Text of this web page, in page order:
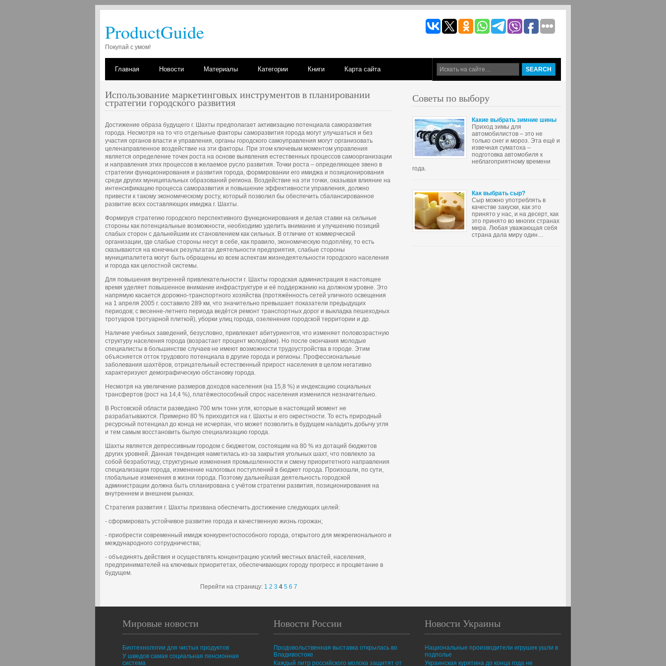
ProductGuide
Покупай с умом!
Главная Новости Материалы Категории Книги Карта сайта
Использование маркетинговых инструментов в планировании
стратегии городского развития
Достижение образа будущего г. Шахты предполагает активизацию потенциала саморазвития
города. Несмотря на то что отдельные факторы саморазвития города могут улучшаться и без
участия органов власти и управления, органы городского самоуправления могут организовать
целенаправленное воздействие на эти факторы. При этом ключевым моментом управления
является определение точек роста на основе выявления естественных процессов самоорганизации
и направления этих процессов в желаемое русло развития. Точки роста – определяющее звено в
стратегии функционирования и развития города, формировании его имиджа и позиционирования
среди других муниципальных образований региона. Воздействие на эти точки, оказывая влияние на
интенсификацию процесса саморазвития и повышение эффективности управления, должно
привести к такому экономическому росту, который позволил бы обеспечить сбалансированное
развитие всех составляющих имиджа г. Шахты.
Формируя стратегию городского перспективного функционирования и делая ставки на сильные
стороны как потенциальные возможности, необходимо уделить внимание и улучшению позиций
слабых сторон с дальнейшим их становлением как сильных. В отличие от коммерческой
организации, где слабые стороны несут в себе, как правило, экономическую подоплёку, то есть
сказываются на конечных результатах деятельности предприятия, слабые стороны
муниципалитета могут быть обращены ко всем аспектам жизнедеятельности городского населения
и города как целостной системы.
Для повышения внутренней привлекательности г. Шахты городская администрация в настоящее
время уделяет повышенное внимание инфраструктуре и её поддержанию на должном уровне. Это
напрямую касается дорожно-транспортного хозяйства (протяжённость сетей уличного освещения
на 1 апреля 2005 г. составило 289 км, что значительно превышает показатели предыдущих
периодов; с весенне-летнего периода ведётся ремонт транспортных дорог и выкладка пешеходных
тротуаров тротуарной плиткой), уборки улиц города, озеленения городской территории и др.
Наличие учебных заведений, безусловно, привлекает абитуриентов, что изменяет половозрастную
структуру населения города (возрастает процент молодёжи). Но после окончания молодые
специалисты в большинстве случаев не имеют возможности трудоустройства в городе. Этим
объясняется отток трудового потенциала в другие города и регионы. Профессиональные
заболевания шахтёров, отрицательный естественный прирост населения в целом негативно
характеризуют демографическую обстановку города.
Несмотря на увеличение размеров доходов населения (на 15,8 %) и индексацию социальных
трансфертов (рост на 14,4 %), платёжеспособный спрос населения изменился незначительно.
В Ростовской области разведано 700 млн тонн угля, которые в настоящий момент не
разрабатываются. Примерно 80 % приходится на г. Шахты и его окрестности. То есть природный
ресурсный потенциал до конца не исчерпан, что может позволить в будущем наладить добычу угля
и тем самым восстановить былую специализацию города.
Шахты является депрессивным городом с бюджетом, состоящим на 80 % из дотаций бюджетов
других уровней. Данная тенденция наметилась из-за закрытия угольных шахт, что повлекло за
собой безработицу, структурные изменения промышленности и смену приоритетного направления
специализации города, изменение налоговых поступлений в бюджет города. Произошли, по сути,
глобальные изменения в жизни города. Поэтому дальнейшая деятельность городской
администрации должна быть спланирована с учётом стратегии развития, позиционирования на
внутреннем и внешнем рынках.
Стратегия развития г. Шахты призвана обеспечить достижение следующих целей:
- сформировать устойчивое развитие города и качественную жизнь горожан;
- приобрести современный имидж конкурентоспособного города, открытого для межрегионального и
международного сотрудничества;
- объединять действия и осуществлять концентрацию усилий местных властей, населения,
предпринимателей на ключевых приоритетах, обеспечивающих городу прогресс и процветание в
будущем.
Перейти на страницу: 1 2 3 4 5 6 7
Советы по выбору
Какие выбрать зимние шины
Приход зимы для
автомобилистов – это не
только снег и мороз. Эта ещё и
извечная суматоха –
подготовка автомобиля к
неблагоприятному времени
года.
Как выбрать сыр?
Сыр можно употреблять в
качестве закуски, как это
принято у нас, и на десерт, как
это принято во многих странах
мира. Любая уважающая себя
страна дала миру один…
Новости Украины
Национальные производители игрушек ушли в
подполье
Украинская курятина до конца года не
Новости России
Продовольственная выставка открылась во
Владивостоке
Каждый литр российского молока защитят от
Мировые новости
Биотехнологии для чистых продуктов
У шведов самая социальная пенсионная
система